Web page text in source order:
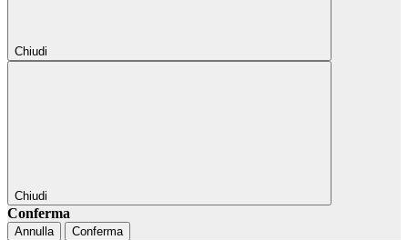
Chiudi
Chiudi
Conferma
Annulla Conferma